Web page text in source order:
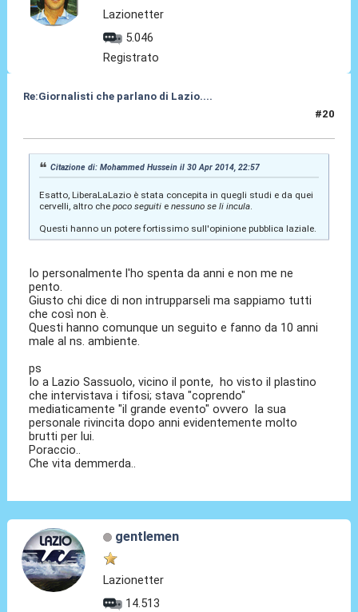
Lazionetter
5.046
Registrato
Re:Giornalisti che parlano di Lazio....
#20
Citazione di: Mohammed Hussein il 30 Apr 2014, 22:57
Esatto, LiberaLaLazio è stata concepita in quegli studi e da quei
cervelli, altro chepoco seguitie nessuno se li incula.
Questi hanno un potere fortissimo sull'opinione pubblica laziale.
Io personalmente l'ho spenta da anni e non me ne
pento.
Giusto chi dice di non intrupparseli ma sappiamo tutti
che così non è.
Questi hanno comunque un seguito e fanno da 10 anni
male al ns. ambiente.
ps
Io a Lazio Sassuolo, vicino il ponte, ho visto il plastino
che intervistava i tifosi; stava "coprendo"
mediaticamente "il grande evento" ovvero la sua
personale rivincita dopo anni evidentemente molto
brutti per lui.
Poraccio..
Che vita demmerda..
gentlemen
Lazionetter
14.513